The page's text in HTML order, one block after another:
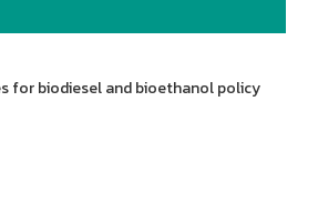
for biodiesel and bioethanol policy